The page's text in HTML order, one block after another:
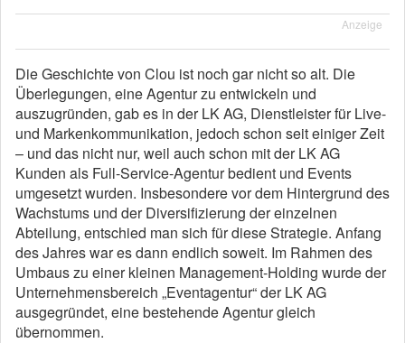
Anzeige
Die Geschichte von Clou ist noch gar nicht so alt. Die
Überlegungen, eine Agentur zu entwickeln und
auszugründen, gab es in der LK AG, Dienstleister für Live-
und Markenkommunikation, jedoch schon seit einiger Zeit
– und das nicht nur, weil auch schon mit der LK AG
Kunden als Full-Service-Agentur bedient und Events
umgesetzt wurden. Insbesondere vor dem Hintergrund des
Wachstums und der Diversifizierung der einzelnen
Abteilung, entschied man sich für diese Strategie. Anfang
des Jahres war es dann endlich soweit. Im Rahmen des
Umbaus zu einer kleinen Management-Holding wurde der
Unternehmensbereich „Eventagentur“ der LK AG
ausgegründet, eine bestehende Agentur gleich
übernommen.